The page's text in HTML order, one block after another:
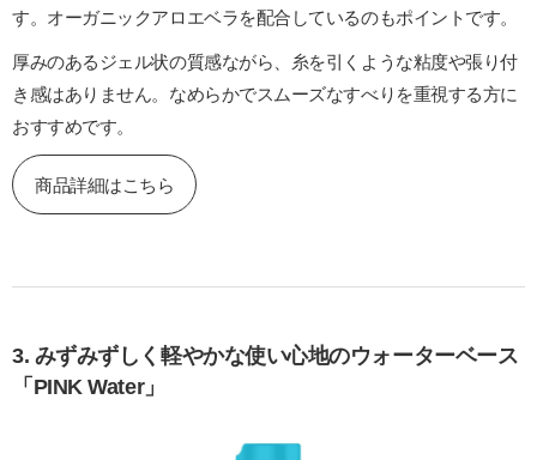
す。オーガニックアロエベラを配合しているのもポイントです。
厚みのあるジェル状の質感ながら、糸を引くような粘度や張り付
き感はありません。なめらかでスムーズなすべりを重視する方に
おすすめです。
商品詳細はこちら
3. みずみずしく軽やかな使い心地のウォーターベース
「PINK Water」